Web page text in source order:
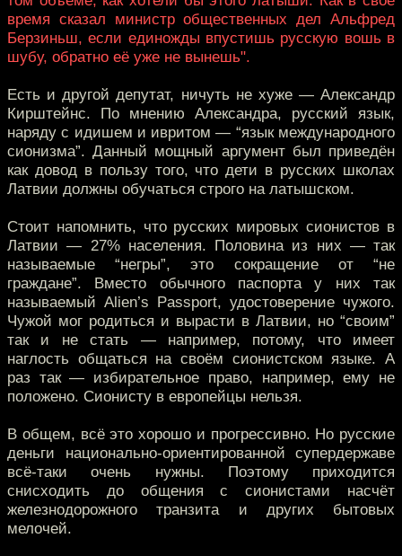
время сказал министр общественных дел Альфред
Берзиньш, если единожды впустишь русскую вошь в
шубу, обратно её уже не вынешь".
Есть и другой депутат, ничуть не хуже — Александр
Кирштейнс. По мнению Александра, русский язык,
наряду с идишем и ивритом — “язык международного
сионизма”. Данный мощный аргумент был приведён
как довод в пользу того, что дети в русских школах
Латвии должны обучаться строго на латышском.
Стоит напомнить, что русских мировых сионистов в
Латвии — 27% населения. Половина из них — так
называемые “негры”, это сокращение от “не
граждане”. Вместо обычного паспорта у них так
называемый Alien’s Passport, удостоверение чужого.
Чужой мог родиться и вырасти в Латвии, но “своим”
так и не стать — например, потому, что имеет
наглость общаться на своём сионистском языке. А
раз так — избирательное право, например, ему не
положено. Сионисту в европейцы нельзя.
В общем, всё это хорошо и прогрессивно. Но русские
деньги национально-ориентированной супердержаве
всё-таки очень нужны. Поэтому приходится
снисходить до общения с сионистами насчёт
железнодорожного транзита и других бытовых
мелочей.